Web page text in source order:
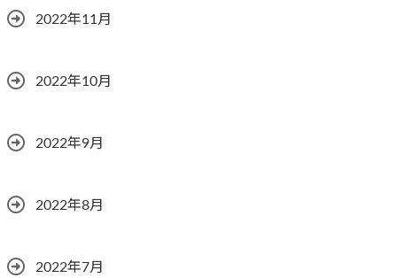
2022年11月
2022年10月
2022年9月
2022年8月
2022年7月